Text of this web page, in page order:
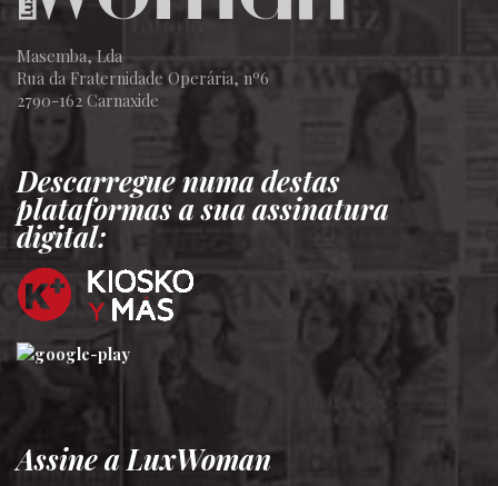
Masemba, Lda
Rua da Fraternidade Operária, nº6
2790-162 Carnaxide
Descarregue numa destas
plataformas a sua assinatura
digital:
Assine a LuxWoman